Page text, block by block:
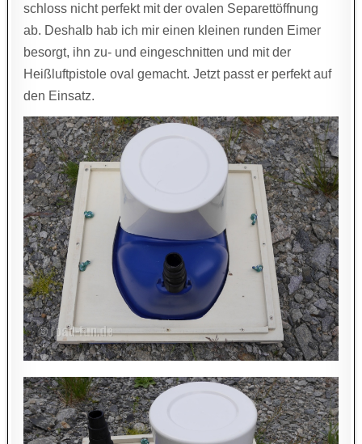
schloss nicht perfekt mit der ovalen Separettöffnung
ab. Deshalb hab ich mir einen kleinen runden Eimer
besorgt, ihn zu- und eingeschnitten und mit der
Heißluftpistole oval gemacht. Jetzt passt er perfekt auf
den Einsatz.